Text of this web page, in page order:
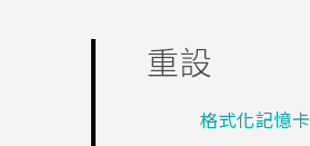
重設
格式化記憶卡